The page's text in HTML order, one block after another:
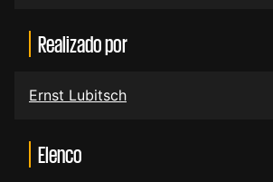
Realizado por
Ernst Lubitsch
Elenco